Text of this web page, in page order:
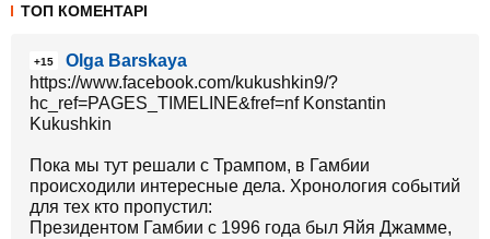
ТОП КОМЕНТАРІ
+15
Olga Barskaya
https://www.facebook.com/kukushkin9/?
hc_ref=PAGES_TIMELINE&fref=nf Konstantin
Kukushkin
Пока мы тут решали с Трампом, в Гамбии
происходили интересные дела. Хронология событий
для тех кто пропустил:
Президентом Гамбии с 1996 года был Яйя Джамме,